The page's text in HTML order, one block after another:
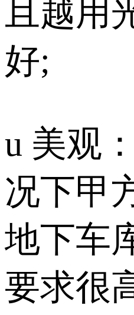
且越用
好;
u 美观
况下甲
地下车
要求很